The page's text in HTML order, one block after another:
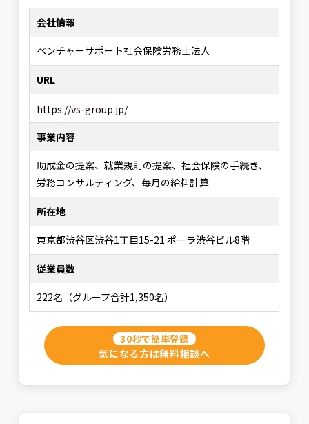
会社情報
ベンチャーサポート社会保険労務士法人
URL
https://vs-group.jp/
事業内容
助成金の提案、就業規則の提案、社会保険の手続き、
労務コンサルティング、毎月の給料計算
所在地
東京都渋谷区渋谷1丁目15-21 ポーラ渋谷ビル8階
従業員数
222名（グループ合計1,350名）
30秒で簡単登録
気になる方は無料相談へ